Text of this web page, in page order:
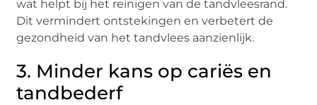
wat helpt bij het reinigen van de tandvleesrand.
Dit vermindert ontstekingen en verbetert de
gezondheid van het tandvlees aanzienlijk.
3. Minder kans op cariës en
tandbederf